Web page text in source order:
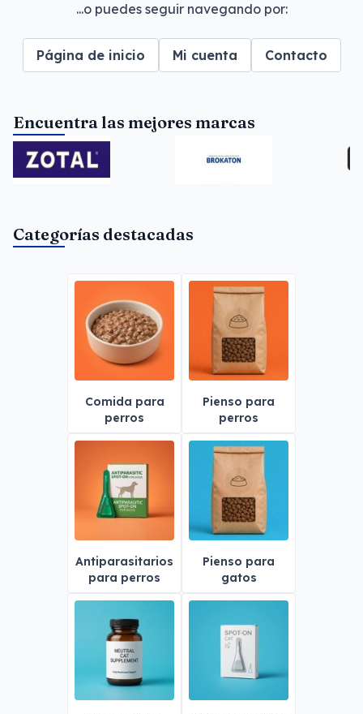
...o puedes seguir navegando por:
Página de inicio Mi cuenta Contacto
Encuentra las mejores marcas
Categorías destacadas
Comida para
perros
Pienso para
perros
Antiparasitarios
para perros
Pienso para
gatos